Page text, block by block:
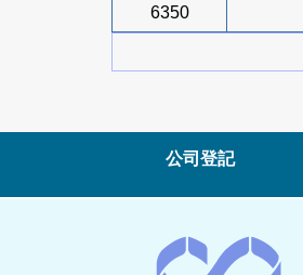
6350
公司登記